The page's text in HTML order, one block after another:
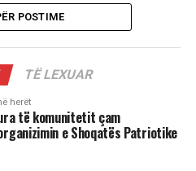
POSTIME
TË LEXUAR
herët
të komunitetit çam
e Shoqatës Patriotike